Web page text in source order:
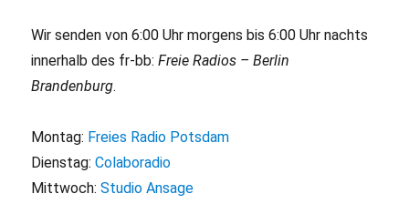
Wir senden von 6:00 Uhr morgens bis 6:00 Uhr nachts
innerhalb des fr-bb:Freie Radios – Berlin
Brandenburg.
Montag: Freies Radio Potsdam
Dienstag:Colaboradio
Mittwoch:Studio Ansage